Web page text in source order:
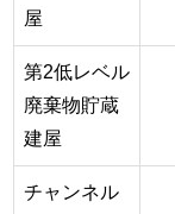
屋
第2低レベル
廃棄物貯蔵
建屋
チャンネル